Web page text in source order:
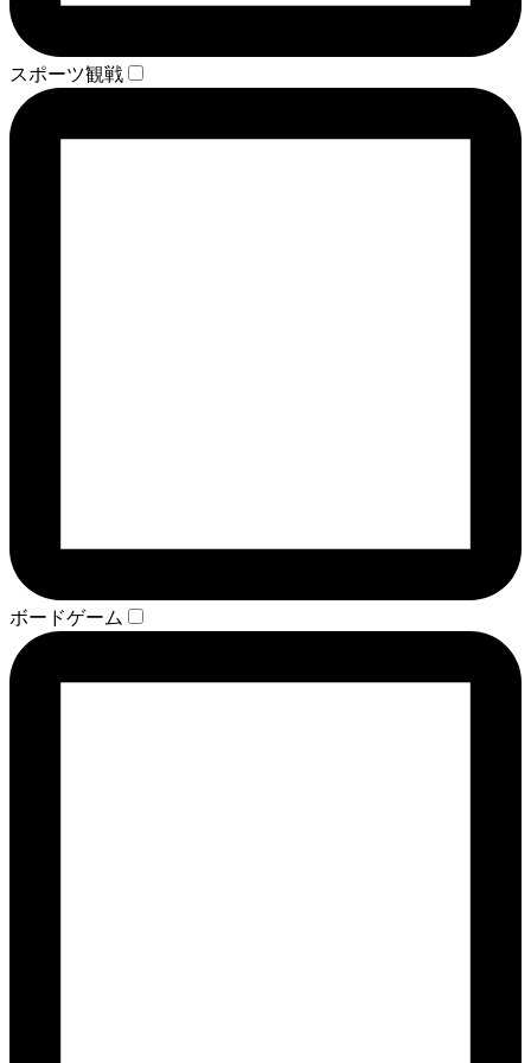
スポーツ観戦
ボードゲーム